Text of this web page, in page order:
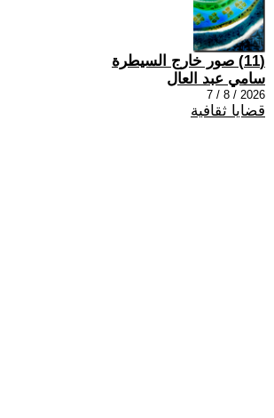
(11) صور خارج السيطرة
سامي عبد العال
2026 / 8 / 7
قضايا ثقافية